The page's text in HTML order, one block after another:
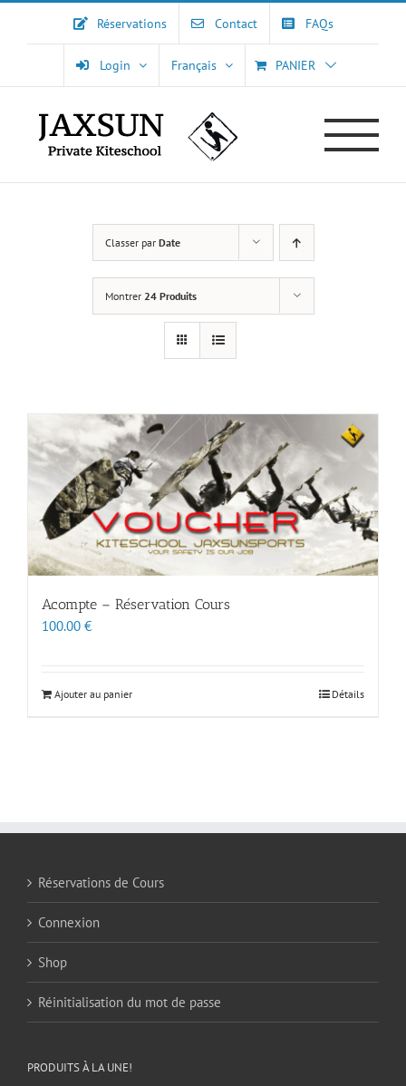
Réservations Contact FAQs
Login Français PANIER
Classer par Date
Montrer 24 Produits
Acompte – Réservation Cours
100.00 €
Ajouter au panier Détails
Réservations de Cours
Connexion
Shop
Réinitialisation du mot de passe
PRODUITS À LA UNE!